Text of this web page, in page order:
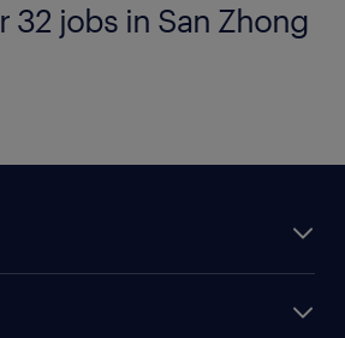
32 jobs in San Zhong